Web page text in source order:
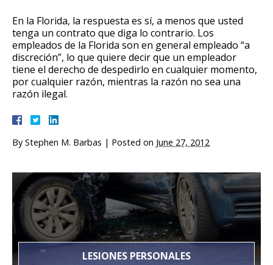
En la Florida, la respuesta es sí, a menos que usted
tenga un contrato que diga lo contrario. Los
empleados de la Florida son en general empleado “a
discreción”, lo que quiere decir que un empleador
tiene el derecho de despedirlo en cualquier momento,
por cualquier razón, mientras la razón no sea una
razón ilegal.
By Stephen M. Barbas | Posted on June 27, 2012
LESIONES PERSONALES